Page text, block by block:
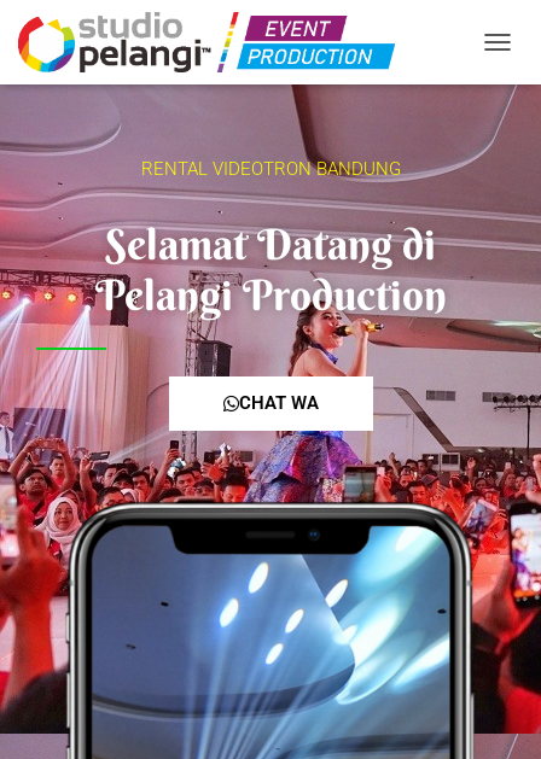
RENTAL VIDEOTRON BANDUNG
Selamat Datang di
Pelangi Production
CHAT WA